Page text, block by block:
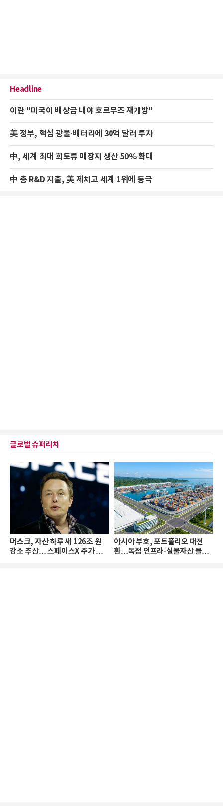
Headline
이란 "미국이 배상금 내야 호르무즈 재개방"
美 정부, 핵심 광물·배터리에 30억 달러 투자
中, 세계 최대 희토류 매장지 생산 50% 확대
中 총 R&D 지출, 美 제치고 세계 1위에 등극
글로벌 슈퍼리치
머스크, 자산 하루 새 126조 원
감소 추산… 스페이스X 주가 하
아시아 부호, 포트폴리오 대전
환…독점 인프라·실물자산 몰린